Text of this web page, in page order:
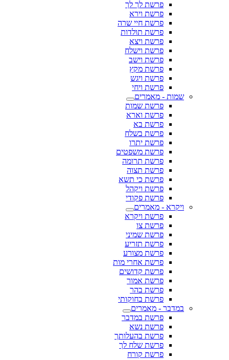
פרשת לך לך
פרשת וירא
פרשת חיי שרה
פרשת תולדות
פרשת ויצא
פרשת וישלח
פרשת וישב
פרשת מקץ
פרשת ויגש
פרשת ויחי
שמות - מאמרים
פרשת שמות
פרשת וארא
פרשת בא
פרשת בשלח
פרשת יתרו
פרשת משפטים
פרשת תרומה
פרשת תצוה
פרשת כי תשא
פרשת ויקהל
פרשת פקודי
ויקרא - מאמרים
פרשת ויקרא
פרשת צו
פרשת שמיני
פרשת תזריע
פרשת מצורע
פרשת אחרי מות
פרשת קדושים
פרשת אמור
פרשת בהר
פרשת בחוקותי
במדבר - מאמרים
פרשת במדבר
פרשת נשא
פרשת בהעלותך
פרשת שלח לך
פרשת קורח